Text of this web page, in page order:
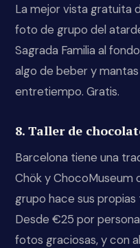
La mejor vista gratuita
foto de grupo del
Sagrada Familia al
algo de beber y
entretiempo. Gratis.
8. Taller de
Barcelona tiene una
Chök y ChocoMuseum
grupo hace sus
Desde €25 por
fotos graciosas, y con